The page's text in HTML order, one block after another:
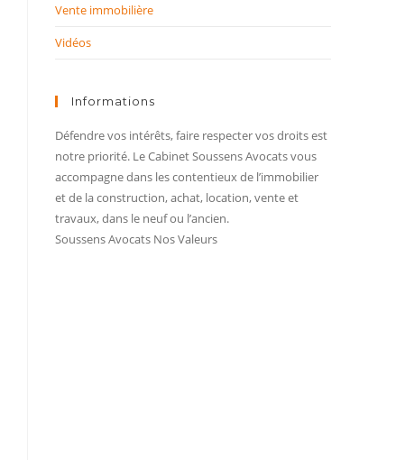
Vente immobilière
Vidéos
Informations
Défendre vos intérêts, faire respecter vos droits est
notre priorité. Le Cabinet Soussens Avocats vous
accompagne dans les contentieux de l’immobilier
et de la construction, achat, location, vente et
travaux, dans le neuf ou l’ancien.
Soussens Avocats Nos Valeurs